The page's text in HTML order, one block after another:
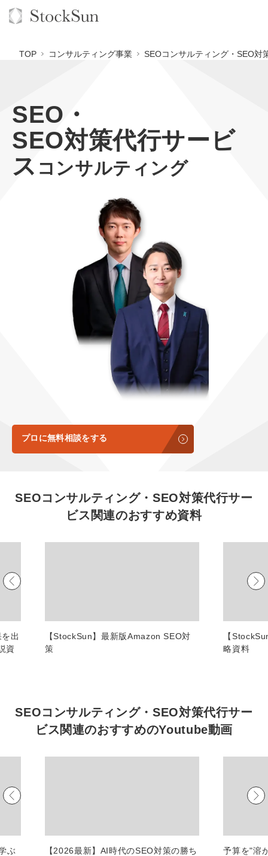
オーダーメイド支援
TOP
コンサルタント一覧
BPO支援
定額制Webマーケティング代行『マキトルくん』
定額制採用代行・RPO『トルトルくん』
営業改善特化の動画制作『動画でカリトルくん』
定額LINE運用代行『LINEマキトルくん』
オリジナルサービス
拡散付1日密着動画制作『まるごと社長』
1本無料で記事を制作『SEOトライアル』
定額制LP制作・改善『最強LP』
採用YouTubeチャンネル構築『トリトル』
オンラインサロン
YouTubeディレクター
会社概要・役員紹介
ミッション・ビジョン・バリュー
代表メッセージ（岩野圭佑）
取締役メッセージ（株本祐己）
動画ディレクター
マーケマネージャー
内部監査室長
募集要項一覧
TOP コンサルティング事業 SEOコンサルティング・SEO対
SEO・
SEO対策代行サービ
ス コンサルティング
プロに無料相談をする
SEOコンサルティング・SEO対策代行サー
ビス 関連のおすすめ資料
出
資
【StockSun】最新版Amazon SEO対
策
【
略資料
SEOコンサルティング・SEO対策代行サー
ビス関連のおすすめのYoutube動画
ぶ
【2026最新】AI時代のSEO対策の勝ち
予算を"溶